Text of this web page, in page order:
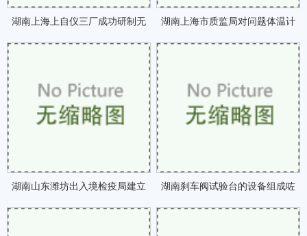
湖南上海上自仪三厂成功研制无 湖南上海市质监局对问题体温计
湖南山东潍坊出入境检疫局建立 湖南刹车阀试验台的设备组成咗